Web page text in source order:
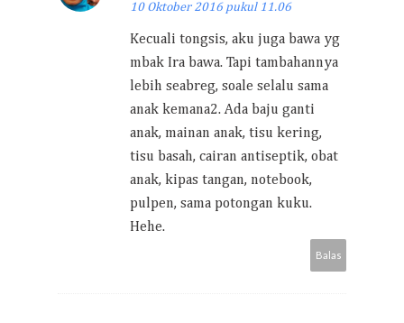
10 Oktober 2016 pukul 11.06
Kecuali tongsis, aku juga bawa yg
mbak Ira bawa. Tapi tambahannya
lebih seabreg, soale selalu sama
anak kemana2. Ada baju ganti
anak, mainan anak, tisu kering,
tisu basah, cairan antiseptik, obat
anak, kipas tangan, notebook,
pulpen, sama potongan kuku.
Hehe.
Balas